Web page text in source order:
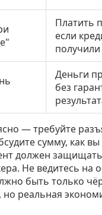
Платить
если
получили
Деньги
без
— требуйте
сумму, как вы
должен
Не ведитесь на
быть только
но реальная